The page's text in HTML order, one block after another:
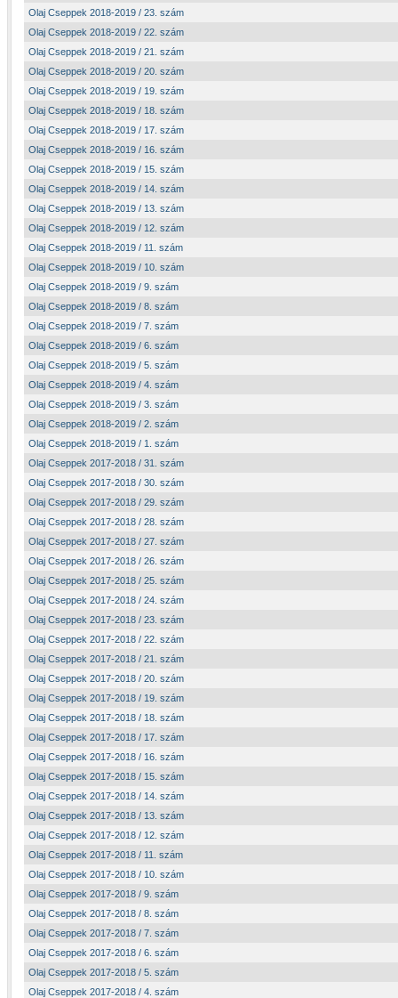
Olaj Cseppek 2018-2019 / 23. szám
Olaj Cseppek 2018-2019 / 22. szám
Olaj Cseppek 2018-2019 / 21. szám
Olaj Cseppek 2018-2019 / 20. szám
Olaj Cseppek 2018-2019 / 19. szám
Olaj Cseppek 2018-2019 / 18. szám
Olaj Cseppek 2018-2019 / 17. szám
Olaj Cseppek 2018-2019 / 16. szám
Olaj Cseppek 2018-2019 / 15. szám
Olaj Cseppek 2018-2019 / 14. szám
Olaj Cseppek 2018-2019 / 13. szám
Olaj Cseppek 2018-2019 / 12. szám
Olaj Cseppek 2018-2019 / 11. szám
Olaj Cseppek 2018-2019 / 10. szám
Olaj Cseppek 2018-2019 / 9. szám
Olaj Cseppek 2018-2019 / 8. szám
Olaj Cseppek 2018-2019 / 7. szám
Olaj Cseppek 2018-2019 / 6. szám
Olaj Cseppek 2018-2019 / 5. szám
Olaj Cseppek 2018-2019 / 4. szám
Olaj Cseppek 2018-2019 / 3. szám
Olaj Cseppek 2018-2019 / 2. szám
Olaj Cseppek 2018-2019 / 1. szám
Olaj Cseppek 2017-2018 / 31. szám
Olaj Cseppek 2017-2018 / 30. szám
Olaj Cseppek 2017-2018 / 29. szám
Olaj Cseppek 2017-2018 / 28. szám
Olaj Cseppek 2017-2018 / 27. szám
Olaj Cseppek 2017-2018 / 26. szám
Olaj Cseppek 2017-2018 / 25. szám
Olaj Cseppek 2017-2018 / 24. szám
Olaj Cseppek 2017-2018 / 23. szám
Olaj Cseppek 2017-2018 / 22. szám
Olaj Cseppek 2017-2018 / 21. szám
Olaj Cseppek 2017-2018 / 20. szám
Olaj Cseppek 2017-2018 / 19. szám
Olaj Cseppek 2017-2018 / 18. szám
Olaj Cseppek 2017-2018 / 17. szám
Olaj Cseppek 2017-2018 / 16. szám
Olaj Cseppek 2017-2018 / 15. szám
Olaj Cseppek 2017-2018 / 14. szám
Olaj Cseppek 2017-2018 / 13. szám
Olaj Cseppek 2017-2018 / 12. szám
Olaj Cseppek 2017-2018 / 11. szám
Olaj Cseppek 2017-2018 / 10. szám
Olaj Cseppek 2017-2018 / 9. szám
Olaj Cseppek 2017-2018 / 8. szám
Olaj Cseppek 2017-2018 / 7. szám
Olaj Cseppek 2017-2018 / 6. szám
Olaj Cseppek 2017-2018 / 5. szám
Olaj Cseppek 2017-2018 / 4. szám